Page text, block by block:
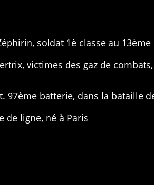
soldat 1è classe au
victimes des gaz de
97ème batterie, dans la bataille
de ligne, né à Paris